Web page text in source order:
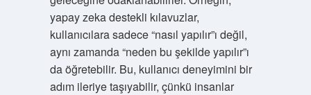
yapay zeka destekli kılavuzlar,
kullanıcılara sadece “nasıl yapılır”ı değil,
aynı zamanda “neden bu şekilde yapılır”ı
da öğretebilir. Bu, kullanıcı deneyimini bir
adım ileriye taşıyabilir, çünkü insanlar